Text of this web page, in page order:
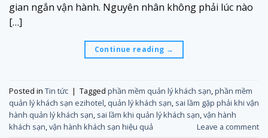
gian ngắn vận hành. Nguyên nhân không phải lúc nào
[…]
Continue reading →
Posted in Tin tức | Tagged phần mềm quản lý khách sạn,phần mềm
quản lý khách sạn ezihotel, quản lý khách sạn, sai lầm gặp phải khi vận
hành quản lý khách sạn, sai lầm khi quản lý khách sạn,vận hành
khách sạn,vận hành khách sạn hiệu quả Leave a comment